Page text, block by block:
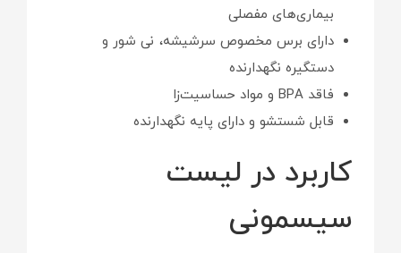
بیماری‌های مفصلی
دارای برس مخصوص سرشیشه، نی شور و
دستگیره نگهدارنده
فاقد BPA و مواد حساسیت‌زا
قابل شستشو و دارای پایه نگهدارنده
کاربرد در لیست
سیسمونی